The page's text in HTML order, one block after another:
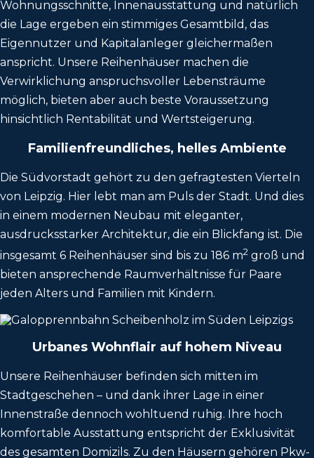
Wohnungsschnitte, Innenausstattung und natürlich
die Lage ergeben ein stimmiges Gesamtbild, das
Eigennutzer und Kapitalanleger gleichermaßen
anspricht. Unsere Reihenhäuser machen die
Verwirklichung anspruchsvoller Lebensträume
möglich, bieten aber auch beste Voraussetzung
hinsichtlich Rentabilität und Wertsteigerung.
Familienfreundliches, helles Ambiente
Die Südvorstadt gehört zu den gefragtesten Vierteln
von Leipzig. Hier lebt man am Puls der Stadt. Und dies
in einem modernen Neubau mit eleganter,
ausdrucksstarker Architektur, die ein Blickfang ist. Die
insgesamt 6 Reihenhäuser sind bis zu 186 m2 groß und
bieten ansprechende Raumverhältnisse für Paare
jeden Alters und Familien mit Kindern.
Urbanes Wohnflair auf hohem Niveau
Unsere Reihenhäuser befinden sich mitten im
Stadtgeschehen – und dank ihrer Lage in einer
Innenstraße dennoch wohltuend ruhig. Ihre hoch
komfortable Ausstattung entspricht der Exklusivität
des gesamten Domizils. Zu den Häusern gehören Pkw-